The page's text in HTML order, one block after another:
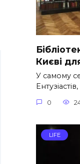
Києві
У самому
0
LIFE